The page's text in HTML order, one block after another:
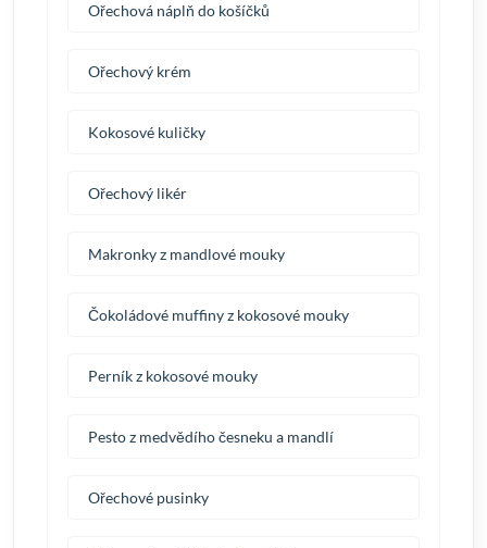
Ořechová náplň do košíčků
Ořechový krém
Kokosové kuličky
Ořechový likér
Makronky z mandlové mouky
Čokoládové muffiny z kokosové mouky
Perník z kokosové mouky
Pesto z medvědího česneku a mandlí
Ořechové pusinky